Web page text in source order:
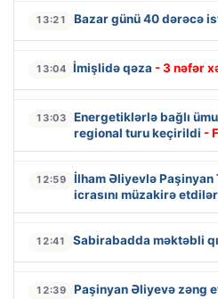
13:21 Bazar günü 40 dərəcə
13:04 İmişlidə qəza - 3 nəfər
13:03
Energetiklərlə bağlı
regional turu keçirildi -
12:59
İlham Əliyevlə Paşinyan
icrasını müzakirə etdilər
12:41 Sabirabadda məktəbli
12:39 Paşinyan Əliyevə zəng